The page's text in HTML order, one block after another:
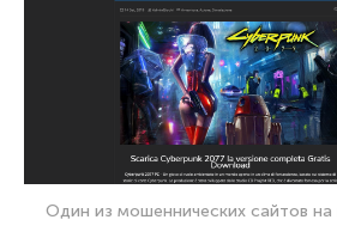
Один из мошеннических сайтов на